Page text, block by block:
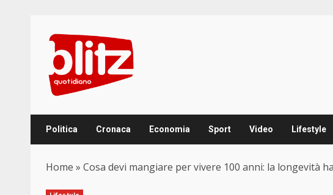
content
Politica Cronaca Economia Sport Video Lifestyle
Home » Cosa devi mangiare per vivere 100 anni: la longevità